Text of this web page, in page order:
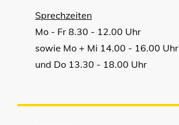
Sprechzeiten
Mo - Fr 8.30 - 12.00 Uhr
sowie Mo + Mi 14.00 - 16.00 Uhr
und Do 13.30 - 18.00 Uhr